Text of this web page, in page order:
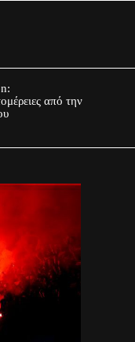
από την